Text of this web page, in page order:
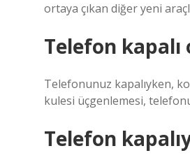
ortaya çıkan diğer yeni
Telefon
Telefonunuz kapalıyken,
kulesi üçgenlemesi,
Telefon